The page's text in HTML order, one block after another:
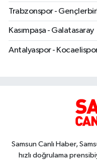
Trabzonspor -
Kasımpaşa - Galatasaray
Antalyaspor -
Samsun Canlı Haber,
hızlı doğrulama